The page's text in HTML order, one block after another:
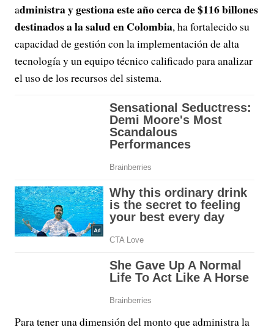
administra y gestiona este año cerca de $116 billones
destinados a la salud en Colombia, ha fortalecido su
capacidad de gestión con la implementación de alta
tecnología y un equipo técnico calificado para analizar
el uso de los recursos del sistema.
Para tener una dimensión del monto que administra la